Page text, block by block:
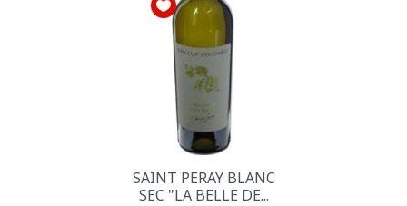
SAINT PERAY BLANC
SEC "LA BELLE DE...